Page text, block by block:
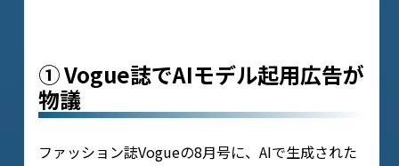
① Vogue誌でAIモデル起用広告が
物議
ファッション誌Vogueの8月号に、AIで生成された